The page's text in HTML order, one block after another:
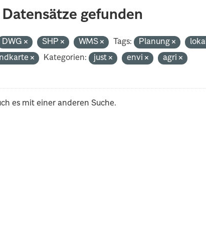
Datensätze gefunden
DWG SHP WMS Tags: Planung
Kategorien: just envi
agri
es mit einer anderen Suche.